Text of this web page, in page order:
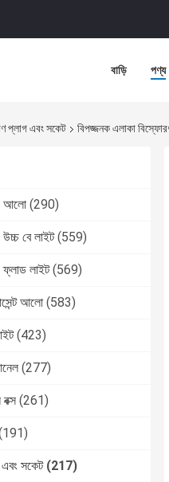
বাড়ি পণ্য
প্লাগ এবং সকেট বিপজ্জনক এলাকা
আলো (290)
বে লাইট (559)
লাইট (569)
আলো (583)
(423)
(277)
(261)
সকেট (217)